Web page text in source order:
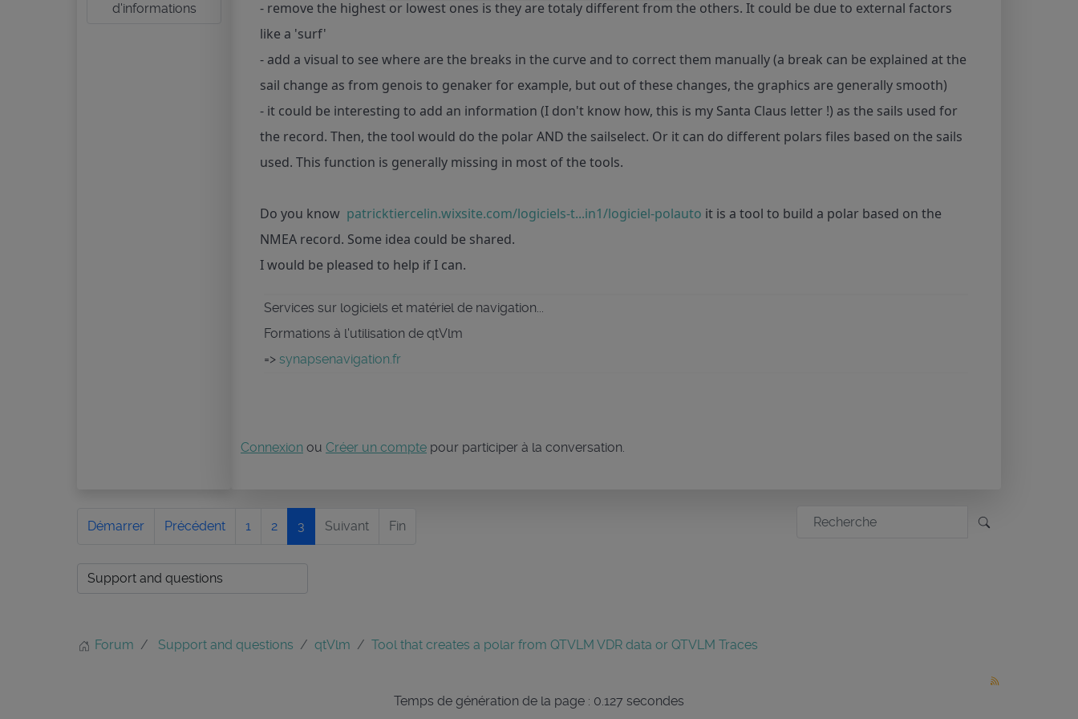
d'informations
- remove the highest or lowest ones is they are totaly different from the others. It could be due to external factors
like a 'surf'
- add a visual to see where are the breaks in the curve and to correct them manually (a break can be explained at the
sail change as from genois to genaker for example, but out of these changes, the graphics are generally smooth)
- it could be interesting to add an information (I don't know how, this is my Santa Claus letter !) as the sails used for
the record. Then, the tool would do the polar AND the sailselect. Or it can do different polars files based on the sails
used. This function is generally missing in most of the tools.
Do you know patricktiercelin.wixsite.com/logiciels-t...in1/logiciel-polauto it is a tool to build a polar based on the
NMEA record. Some idea could be shared.
I would be pleased to help if I can.
Services sur logiciels et matériel de navigation...
Formations à l'utilisation de qtVlm
=> synapsenavigation.fr
Connexion ou Créer un compte pour participer à la conversation.
Démarrer Précédent 1 2 3 Suivant Fin
Forum Support and questions qtVlm Tool that creates a polar from QTVLM VDR data or QTVLM Traces
Temps de génération de la page : 0.127 secondes